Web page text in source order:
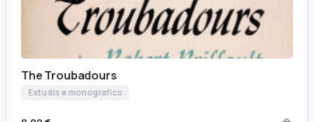
The Troubadours
Estudis e monografics